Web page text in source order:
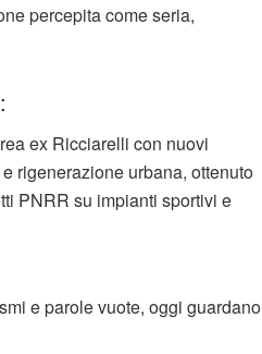
percepita come seria,
ex Ricciarelli con nuovi
rigenerazione urbana, ottenuto
PNRR su impianti sportivi e
e parole vuote, oggi guardano